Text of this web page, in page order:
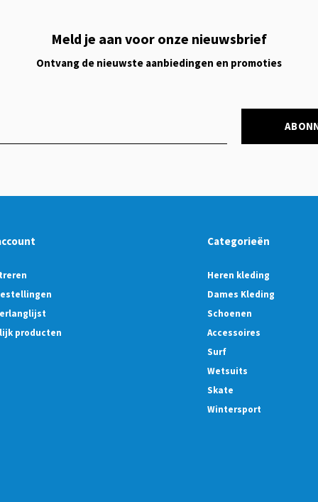
Meld je aan voor onze nieuwsbrief
Ontvang de nieuwste aanbiedingen en promoties
producten
Categorieën
Heren kleding
Dames Kleding
Schoenen
Accessoires
Surf
Wetsuits
Skate
Wintersport